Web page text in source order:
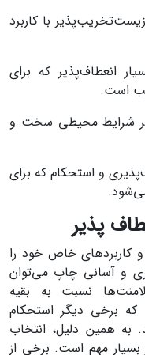
با کاربرد
انعطاف‌پذیر که برای
است.
شرایط محیطی سخت و
و استحکام که برای
پذیر
کاربردهای خاص خود را
و آسانی چاپ می‌توان
نسبت به بقیه
که برخی دیگر استحکام
به همین دلیل، انتخاب
بسیار مهم است. برخی از